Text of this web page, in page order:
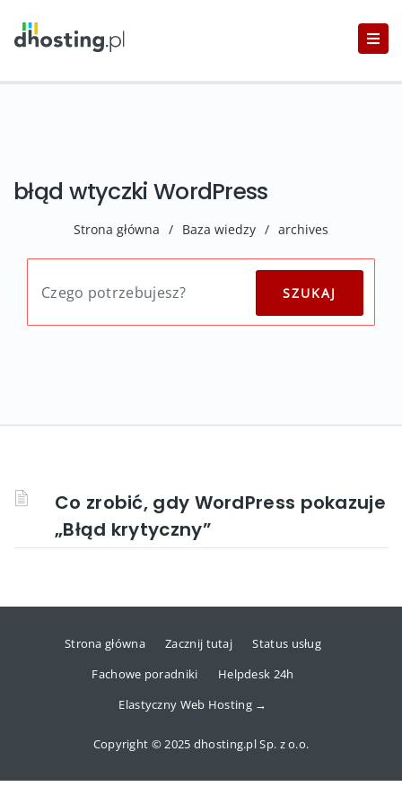
błąd wtyczki WordPress
Strona główna / Baza wiedzy / archives
Co zrobić, gdy WordPress pokazuje
„Błąd krytyczny”
Strona główna Zacznij tutaj
Status usług
Fachowe poradniki
Helpdesk 24h
Elastyczny Web Hosting →
Copyright © 2025 dhosting.pl Sp. z o.o.